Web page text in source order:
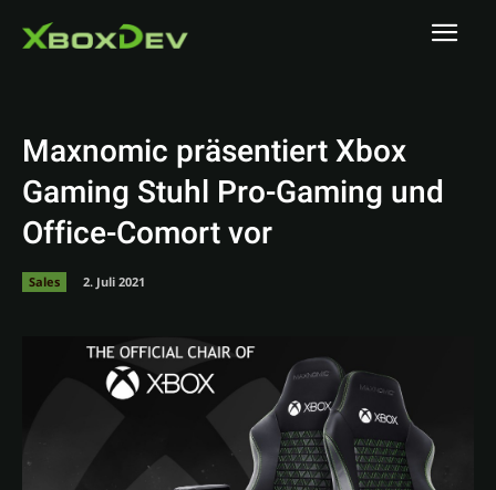
Maxnomic präsentiert Xbox
Gaming Stuhl Pro-Gaming und
Office-Comort vor
Sales 2. Juli 2021